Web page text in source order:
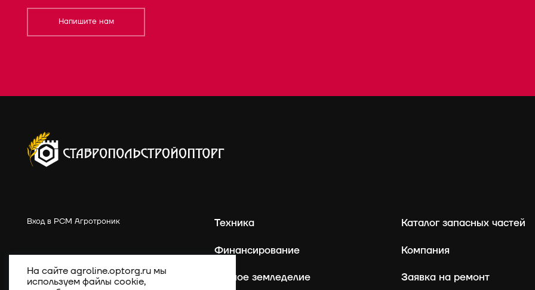
Напишите нам
Вход в РСМ Агротроник
Техника
Финансирование
Точное земледелие
Каталог запасных частей
Компания
Заявка на ремонт
На сайте agroline.optorg.ru мы
используем файлы cookie,